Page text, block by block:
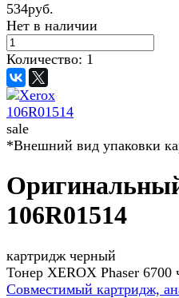
534руб.
Нет в наличии
Количество: 1
sale
*Внешний вид упаковки
106R01514
картридж черный
Тонер XEROX Phaser
Совместимый картридж,